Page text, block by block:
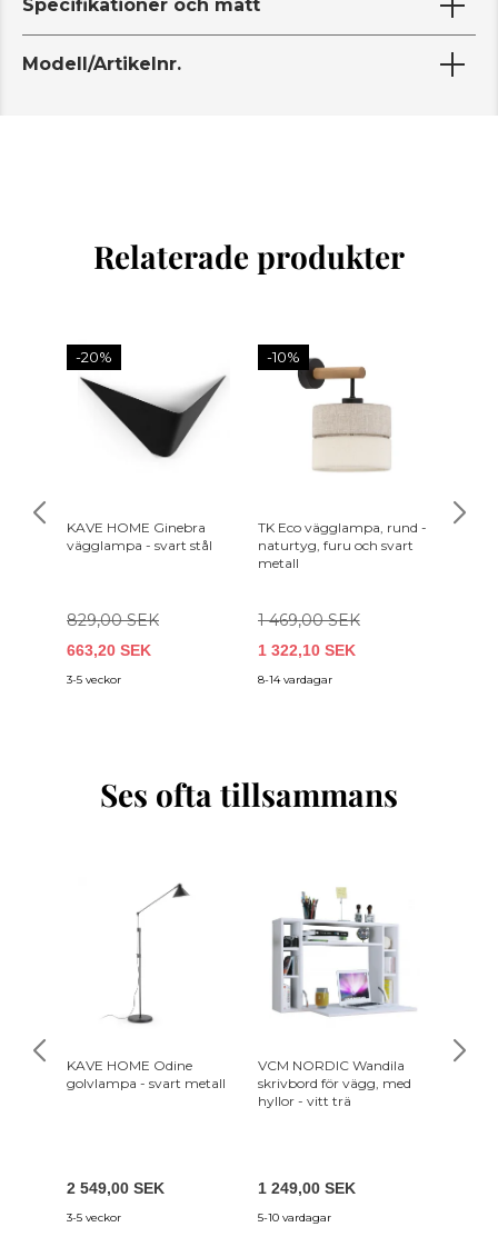
Specifikationer och mått
Modell/Artikelnr.
Relaterade produkter
-20%
KAVE HOME Ginebra
vägglampa - svart stål
829,00 SEK
663,20 SEK
3-5 veckor
-10%
TK Eco vägglampa, rund -
naturtyg, furu och svart
metall
1 469,00 SEK
1 322,10 SEK
8-14 vardagar
TK
Ses ofta tillsammans
KAVE HOME Odine
golvlampa - svart metall
2 549,00 SEK
3-5 veckor
VCM NORDIC Wandila
skrivbord för vägg, med
hyllor - vitt trä
1 249,00 SEK
5-10 vardagar